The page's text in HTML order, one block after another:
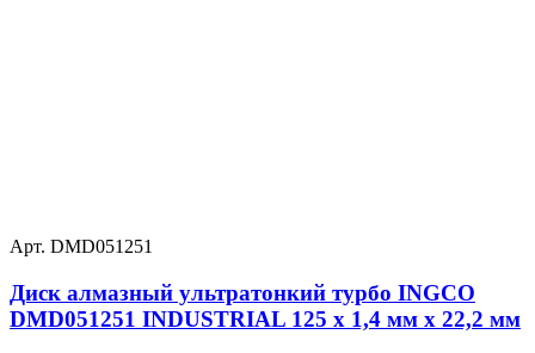
Арт. DMD051251
Диск алмазный ультратонкий турбо INGCO
DMD051251 INDUSTRIAL 125 х 1,4 мм x 22,2 мм